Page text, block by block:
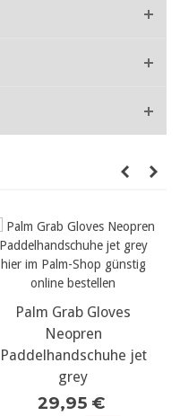
Palm Grab Gloves
Neopren
Paddelhandschuhe jet
grey
29,95 €